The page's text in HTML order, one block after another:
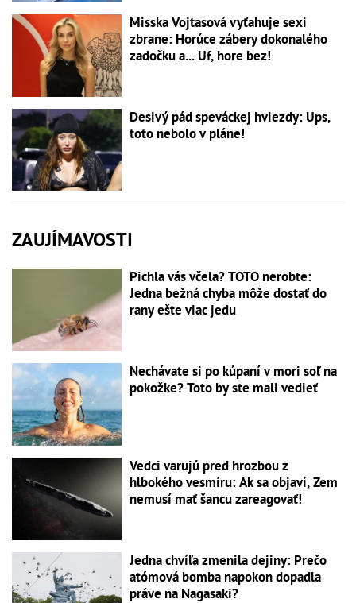
Misska Vojtasová vyťahuje sexi
zbrane: Horúce zábery dokonalého
zadočku a... Uf, hore bez!
Desivý pád speváckej hviezdy: Ups,
toto nebolo v pláne!
ZAUJÍMAVOSTI
Pichla vás včela? TOTO nerobte:
Jedna bežná chyba môže dostať do
rany ešte viac jedu
Nechávate si po kúpaní v mori soľ na
pokožke? Toto by ste mali vedieť
Vedci varujú pred hrozbou z
hlbokého vesmíru: Ak sa objaví, Zem
nemusí mať šancu zareagovať!
Jedna chvíľa zmenila dejiny: Prečo
atómová bomba napokon dopadla
práve na Nagasaki?